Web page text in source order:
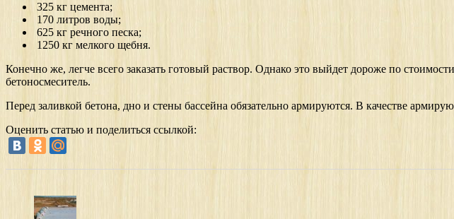
325 кг цемента;
170 литров воды;
625 кг речного песка;
1250 кг мелкого щебня.
Конечно же, легче всего заказать готовый раствор. Однако это выйдет дороже по
бетоносмеситель.
Перед заливкой бетона, дно и стены бассейна обязательно армируются. В качестве
Оценить статью и поделиться ссылкой: